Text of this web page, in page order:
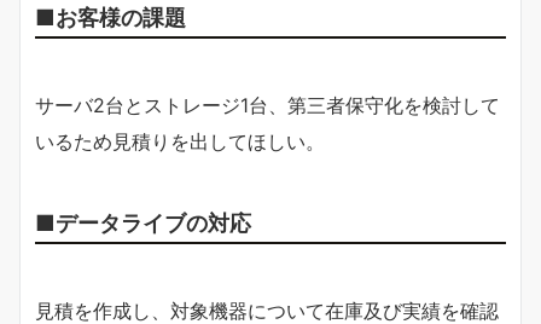
■お客様の課題
サーバ2台とストレージ1台、第三者保守化を検討して
いるため見積りを出してほしい。
■データライブの対応
見積を作成し、対象機器について在庫及び実績を確認